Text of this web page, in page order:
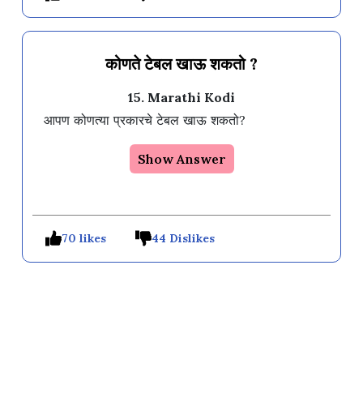
कोणते टेबल खाऊ शकतो ?
15. Marathi Kodi
आपण कोणत्या प्रकारचे टेबल खाऊ शकतो?
Show Answer
70 likes 44 Dislikes